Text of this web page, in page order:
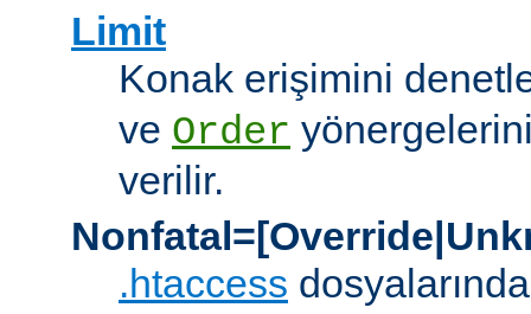
Limit
Konak erişimini
ve Order
verilir.
.htaccess